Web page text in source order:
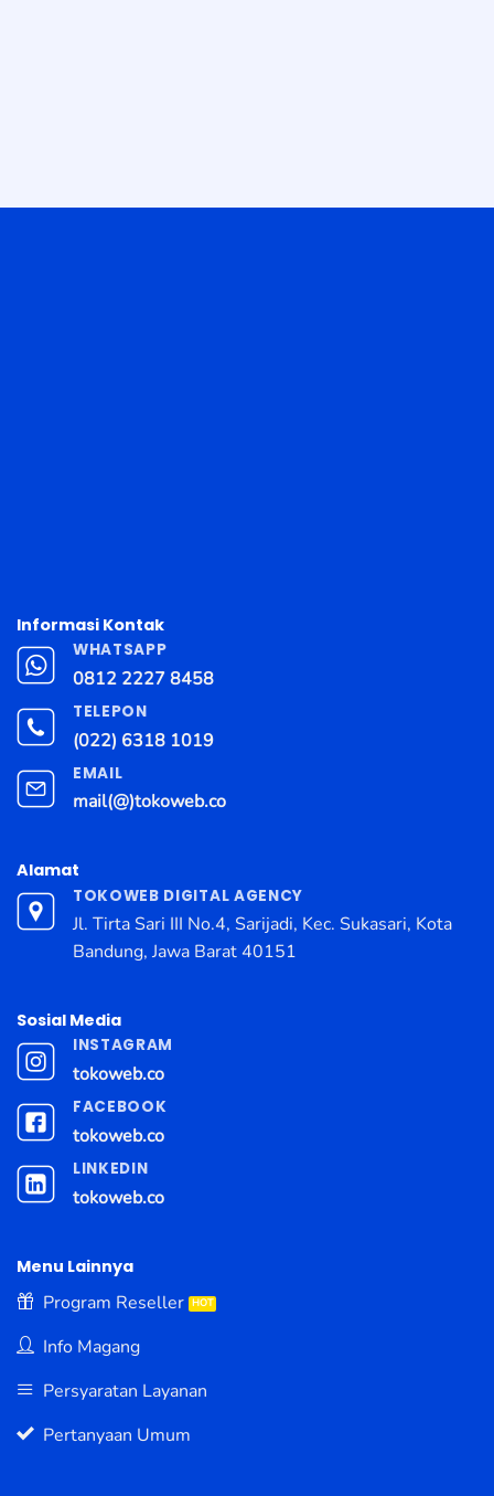
Informasi Kontak
WHATSAPP
0812 2227 8458
TELEPON
(022) 6318 1019
EMAIL
mail(@)tokoweb.co
Alamat
TOKOWEB DIGITAL AGENCY
Jl. Tirta Sari III No.4, Sarijadi, Kec. Sukasari, Kota
Bandung, Jawa Barat 40151
Sosial Media
INSTAGRAM
tokoweb.co
FACEBOOK
tokoweb.co
LINKEDIN
tokoweb.co
Menu Lainnya
Program Reseller
Info Magang
Persyaratan Layanan
Pertanyaan Umum